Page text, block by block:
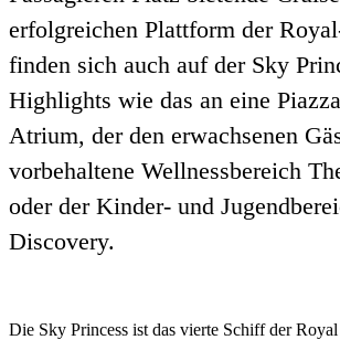
erfolgreichen Plattform der
finden sich auch auf der Sky
Highlights wie das an eine
Atrium, der den erwachsenen
vorbehaltene Wellnessbereich
oder der Kinder- und
Discovery.
Die Sky Princess ist das vierte Schiff der